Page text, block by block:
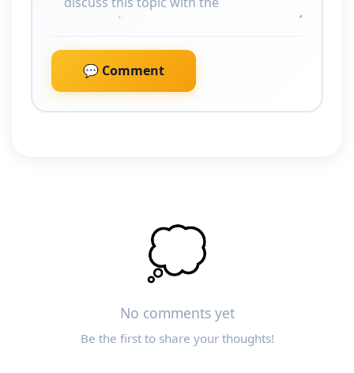
💬 Comment
💭
No comments yet
Be the first to share your thoughts!